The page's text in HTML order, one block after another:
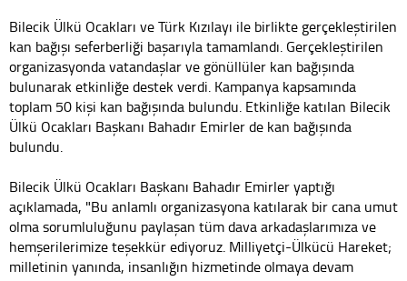
Bilecik Ülkü Ocakları ve Türk Kızılayı ile birlikte gerçekleştirilen
kan bağışı seferberliği başarıyla tamamlandı. Gerçekleştirilen
organizasyonda vatandaşlar ve gönüllüler kan bağışında
bulunarak etkinliğe destek verdi. Kampanya kapsamında
toplam 50 kişi kan bağışında bulundu. Etkinliğe katılan Bilecik
Ülkü Ocakları Başkanı Bahadır Emirler de kan bağışında
bulundu.
Bilecik Ülkü Ocakları Başkanı Bahadır Emirler yaptığı
açıklamada, "Bu anlamlı organizasyona katılarak bir cana umut
olma sorumluluğunu paylaşan tüm dava arkadaşlarımıza ve
hemşerilerimize teşekkür ediyoruz. Milliyetçi-Ülkücü Hareket;
milletinin yanında, insanlığın hizmetinde olmaya devam